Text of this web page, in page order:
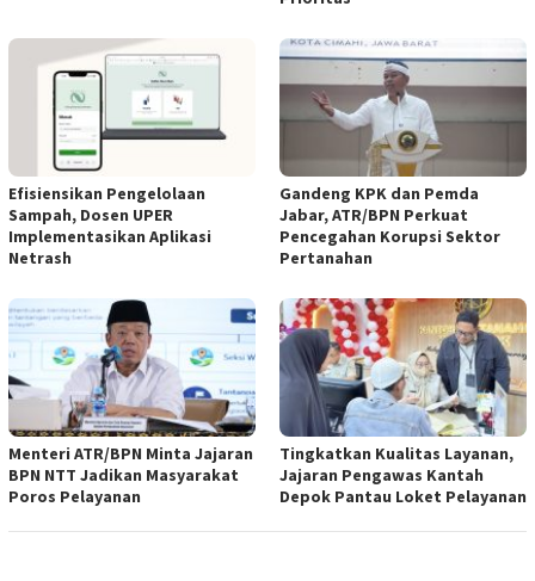
Efisiensikan Pengelolaan
Sampah, Dosen UPER
Implementasikan Aplikasi
Netrash
Gandeng KPK dan Pemda
Jabar, ATR/BPN Perkuat
Pencegahan Korupsi Sektor
Pertanahan
Menteri ATR/BPN Minta Jajaran
BPN NTT Jadikan Masyarakat
Poros Pelayanan
Tingkatkan Kualitas Layanan,
Jajaran Pengawas Kantah
Depok Pantau Loket Pelayanan